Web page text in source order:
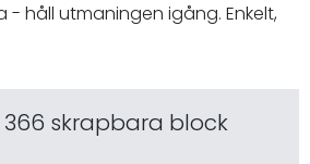
- håll utmaningen igång. Enkelt,
366 skrapbara block